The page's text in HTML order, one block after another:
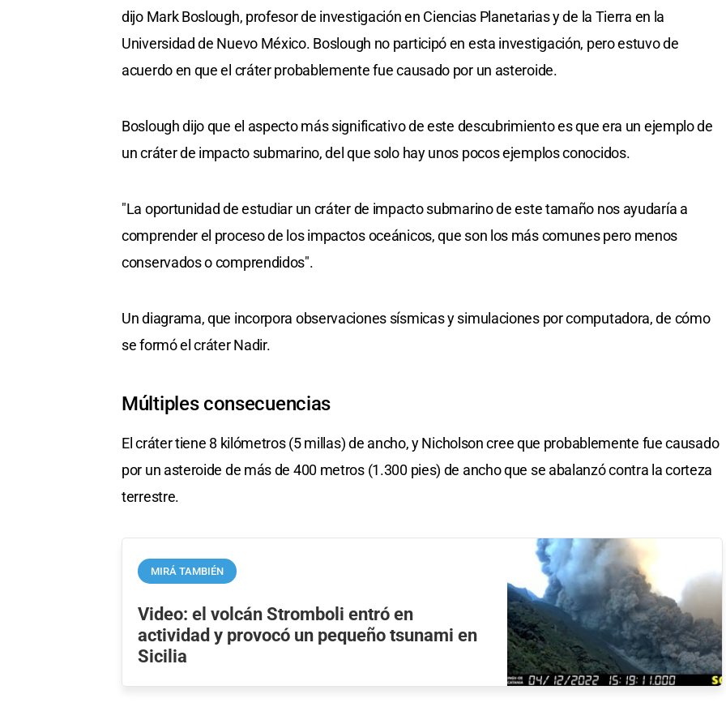
dijo Mark Boslough, profesor de investigación en Ciencias Planetarias y de la Tierra en la
Universidad de Nuevo México. Boslough no participó en esta investigación, pero estuvo de
acuerdo en que el cráter probablemente fue causado por un asteroide.
Boslough dijo que el aspecto más significativo de este descubrimiento es que era un ejemplo de
un cráter de impacto submarino, del que solo hay unos pocos ejemplos conocidos.
"La oportunidad de estudiar un cráter de impacto submarino de este tamaño nos ayudaría a
comprender el proceso de los impactos oceánicos, que son los más comunes pero menos
conservados o comprendidos".
Un diagrama, que incorpora observaciones sísmicas y simulaciones por computadora, de cómo
se formó el cráter Nadir.
Múltiples consecuencias
El cráter tiene 8 kilómetros (5 millas) de ancho, y Nicholson cree que probablemente fue causado
por un asteroide de más de 400 metros (1.300 pies) de ancho que se abalanzó contra la corteza
terrestre.
MIRÁ TAMBIÉN
Video: el volcán Stromboli entró en
actividad y provocó un pequeño tsunami en
Sicilia